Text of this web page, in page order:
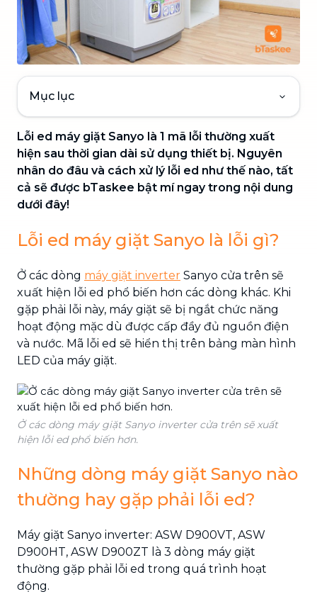
Mục lục
Lỗi ed máy giặt Sanyo là 1 mã lỗi thường xuất
hiện sau thời gian dài sử dụng thiết bị. Nguyên
nhân do đâu và cách xử lý lỗi ed như thế nào, tất
cả sẽ được bTaskee bật mí ngay trong nội dung
dưới đây!
Lỗi ed máy giặt Sanyo là lỗi gì?
Ở các dòng máy giặt inverter Sanyo cửa trên sẽ
xuất hiện lỗi ed phổ biến hơn các dòng khác. Khi
gặp phải lỗi này, máy giặt sẽ bị ngắt chức năng
hoạt động mặc dù được cấp đầy đủ nguồn điện
và nước. Mã lỗi ed sẽ hiển thị trên bảng màn hình
LED của máy giặt.
Ở các dòng máy giặt Sanyo inverter cửa trên sẽ xuất
hiện lỗi ed phổ biến hơn.
Những dòng máy giặt Sanyo nào
thường hay gặp phải lỗi ed?
Máy giặt Sanyo inverter: ASW D900VT, ASW
D900HT, ASW D900ZT là 3 dòng máy giặt
thường gặp phải lỗi ed trong quá trình hoạt
động.